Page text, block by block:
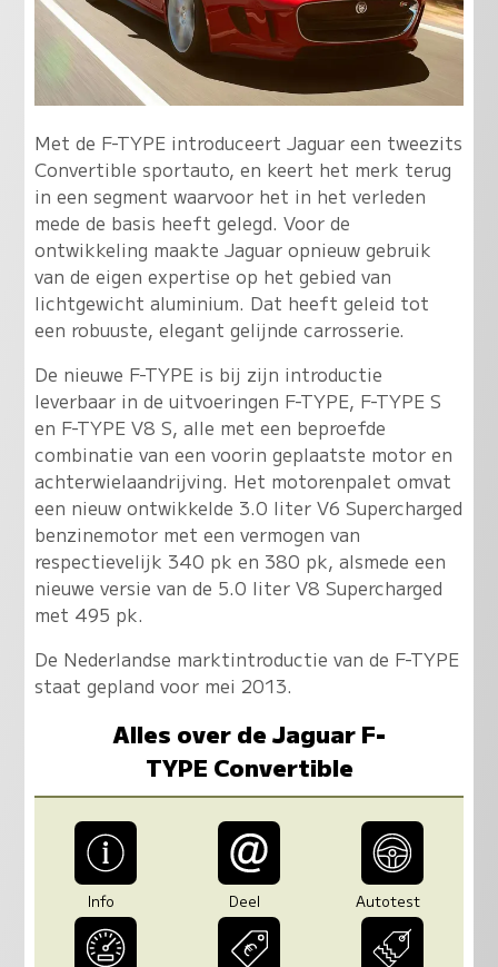
Met de F-TYPE introduceert Jaguar een tweezits
Convertible sportauto, en keert het merk terug
in een segment waarvoor het in het verleden
mede de basis heeft gelegd. Voor de
ontwikkeling maakte Jaguar opnieuw gebruik
van de eigen expertise op het gebied van
lichtgewicht aluminium. Dat heeft geleid tot
een robuuste, elegant gelijnde carrosserie.
De nieuwe F-TYPE is bij zijn introductie
leverbaar in de uitvoeringen F-TYPE, F-TYPE S
en F-TYPE V8 S, alle met een beproefde
combinatie van een voorin geplaatste motor en
achterwielaandrijving. Het motorenpalet omvat
een nieuw ontwikkelde 3.0 liter V6 Supercharged
benzinemotor met een vermogen van
respectievelijk 340 pk en 380 pk, alsmede een
nieuwe versie van de 5.0 liter V8 Supercharged
met 495 pk.
De Nederlandse marktintroductie van de F-TYPE
staat gepland voor mei 2013.
Alles over de Jaguar F-
TYPE Convertible
Info Deel Autotest